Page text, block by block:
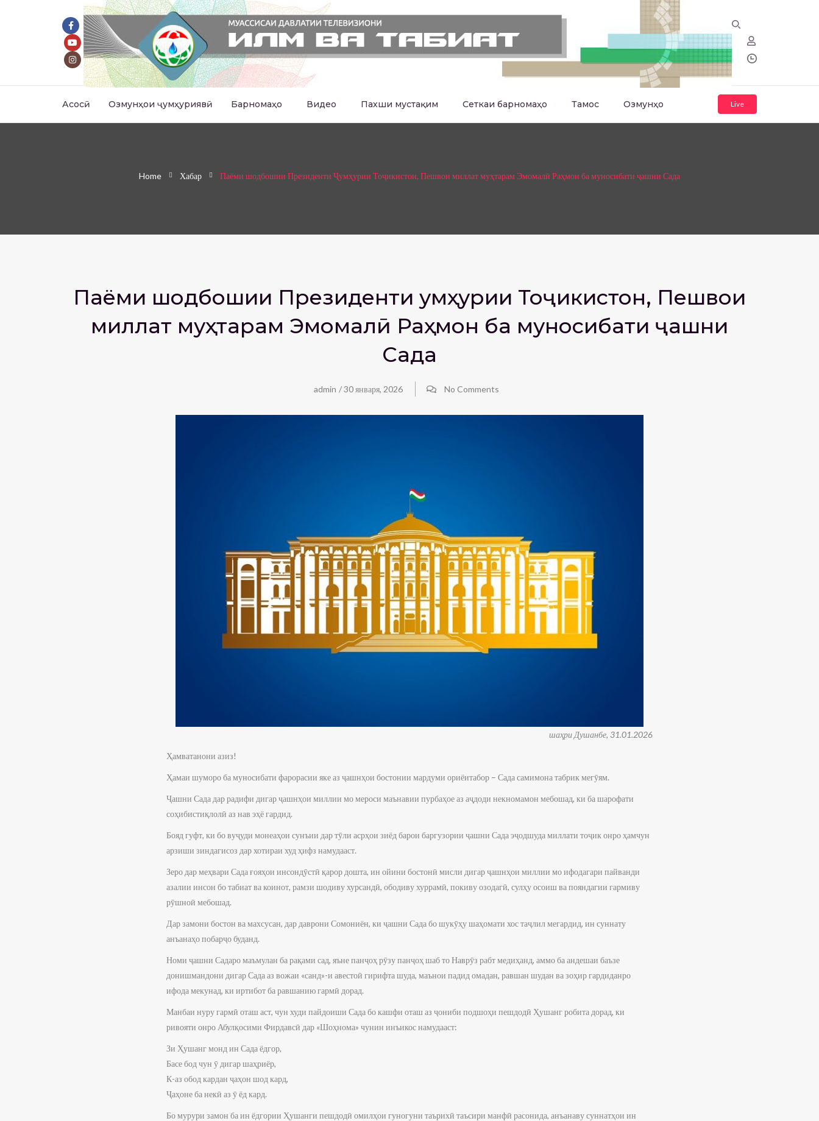
Асосӣ Озмунҳои ҷумҳуриявӣ Барномаҳо Видео Пахши мустақим Сеткаи барномаҳо Тамос Озмунҳо Live
Home Хабар Паёми шодбошии Президенти Ҷумҳурии Тоҷикистон, Пешвои миллат муҳтарам Эмомалӣ Раҳмон ба муносибати ҷашни Сада
Паёми шодбошии Президенти Ҷумҳурии Тоҷикистон, Пешвои
миллат муҳтарам Эмомалӣ Раҳмон ба муносибати ҷашни
Сада
admin /30 января, 2026 No Comments
шаҳри Душанбе, 31.01.2026
Ҳамватанони азиз!
Ҳамаи шуморо ба муносибати фарорасии яке аз ҷашнҳои бостонии мардуми ориёитабор – Сада самимона табрик мегӯям.
Ҷашни Сада дар радифи дигар ҷашнҳои миллии мо мероси маънавии пурбаҳое аз аҷдоди некномамон мебошад, ки ба шарофати
соҳибистиқлолӣ аз нав эҳё гардид.
Бояд гуфт, ки бо вуҷуди монеаҳои сунъии дар тӯли асрҳои зиёд барои баргузории ҷашни Сада эҷодшуда миллати тоҷик онро ҳамчун
арзиши зиндагисоз дар хотираи худ ҳифз намудааст.
Зеро дар меҳвари Сада ғояҳои инсондӯстӣ қарор дошта, ин ойини бостонӣ мисли дигар ҷашнҳои миллии мо ифодагари пайванди
азалии инсон бо табиат ва коинот, рамзи шодиву хурсандӣ, ободиву хуррамӣ, покиву озодагӣ, сулҳу осоиш ва пояндагии гармиву
рӯшноӣ мебошад.
Дар замони бостон ва махсусан, дар даврони Сомониён, ки ҷашни Сада бо шукӯҳу шаҳомати хос таҷлил мегардид, ин суннату
анъанаҳо побарҷо буданд.
Номи ҷашни Садаро маъмулан ба рақами сад, яъне панҷоҳ рӯзу панҷоҳ шаб то Наврӯз рабт медиҳанд, аммо ба андешаи баъзе
донишмандони дигар Сада аз вожаи «санд»-и авестоӣ гирифта шуда, маънои падид омадан, равшан шудан ва зоҳир гардиданро
ифода мекунад, ки иртибот ба равшанию гармӣ дорад.
Манбаи нуру гармӣ оташ аст, чун худи пайдоиши Сада бо кашфи оташ аз ҷониби подшоҳи пешдодӣ Ҳушанг робита дорад, ки
ривояти онро Абулқосими Фирдавсӣ дар «Шоҳнома» чунин инъикос намудааст:
Зи Ҳушанг монд ин Сада ёдгор,
Басе бод чун ӯ дигар шаҳриёр,
К-аз обод кардан ҷаҳон шод кард,
Ҷаҳоне ба некӣ аз ӯ ёд кард.
Бо мурури замон ба ин ёдгории Ҳушанги пешдодӣ омилҳои гуногуни таърихӣ таъсири манфӣ расонида, анъанаву суннатҳои ин